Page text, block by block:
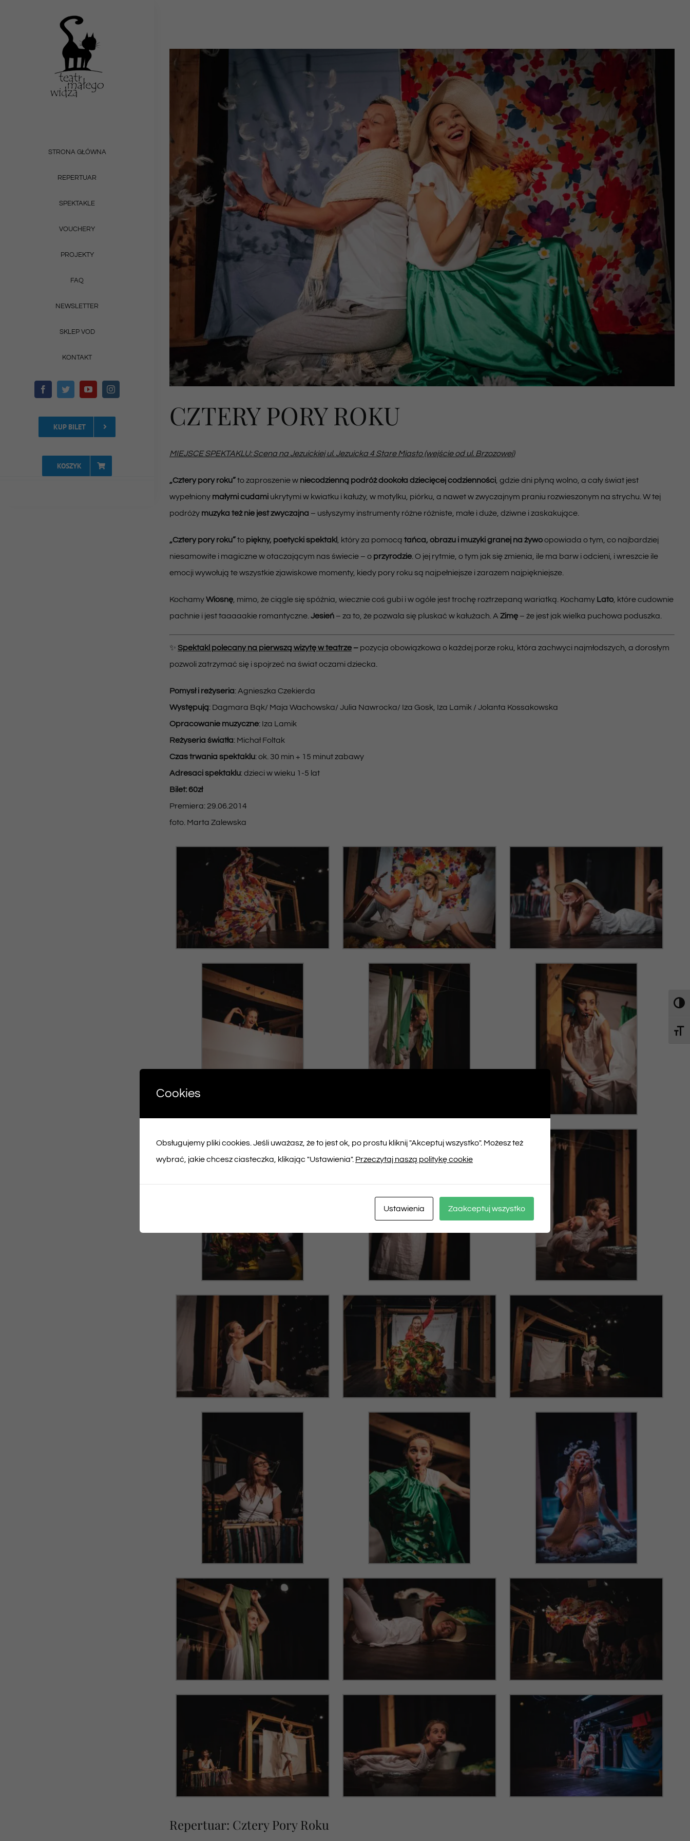
STRONA GŁÓWNA
REPERTUAR
SPEKTAKLE
VOUCHERY
PROJEKTY
FAQ
NEWSLETTER
SKLEP VOD
KONTAKT
KUP BILET
KOSZYK
CZTERY PORY ROKU
MIEJSCE SPEKTAKLU: Scena na Jezuickiej ul. Jezuicka 4 Stare Miasto (wejście od ul. Brzozowej)
„Cztery pory roku”to zaproszenie w niecodzienną podróż dookoła dziecięcej codzienności , gdzie dni płyną wolno, a cały świat jest
wypełniony małymi cudami ukrytymi w kwiatku i kałuży, w motylku, piórku, a nawet w zwyczajnym praniu rozwieszonym na strychu. W tej
podróży muzyka też nie jest zwyczajna – usłyszymy instrumenty różne różniste, małe i duże, dziwne i zaskakujące.
„Cztery pory roku”to piękny, poetycki spektakl , który za pomocą tańca, obrazu i muzyki granej na żywoopowiada o tym, co najbardziej
niesamowite i magiczne w otaczającym nas świecie – o przyrodzie . O jej rytmie, o tym jak się zmienia, ile ma barw i odcieni, i wreszcie ile
emocji wywołują te wszystkie zjawiskowe momenty, kiedy pory roku są najpełniejsze i zarazem najpiękniejsze.
KochamyWiosnę , mimo, że ciągle się spóźnia, wiecznie coś gubi i w ogóle jest trochę roztrzepaną wariatką. Kochamy Lato , które cudownie
pachnie i jest taaaaakie romantyczne. Jesień – za to, że pozwala się pluskać w kałużach. A Zimę – że jest jak wielka puchowa poduszka.
✨ Spektakl polecany na pierwszą wizytę w teatrze – pozycja obowiązkowa o każdej porze roku, która zachwyci najmłodszych, a dorosłym
pozwoli zatrzymać się i spojrzeć na świat oczami dziecka.
Pomysł i reżyseria: Agnieszka Czekierda
Występują: Dagmara Bąk/ Maja Wachowska/ Julia Nawrocka/ Iza Gosk, Iza Lamik / Jolanta Kossakowska
Opracowanie muzyczne: Iza Lamik
Reżyseria światła: Michał Foltak
Czas trwania spektaklu: ok. 30 min + 15 minut zabawy
Adresaci spektaklu: dzieci w wieku 1-5 lat
Bilet: 60zł
Premiera: 29.06.2014
foto. Marta Zalewska
Repertuar: Cztery Pory Roku
Cookies
Obsługujemy pliki cookies. Jeśli uważasz, że to jest ok, po prostu kliknij "Akceptuj wszystko". Możesz też
wybrać, jakie chcesz ciasteczka, klikając "Ustawienia". Przeczytaj naszą politykę cookie
Ustawienia Zaakceptuj wszystko